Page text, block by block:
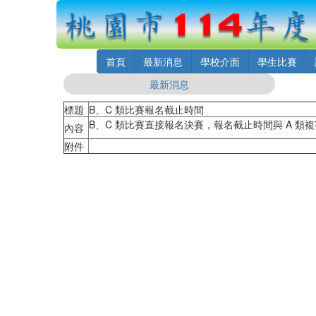
首頁 最新消息 學校介面 學生比賽
最新消息
標題 B、C 類比賽報名截止時間
內容 B、C 類比賽直接報名決賽，報名截止時間與 A 類
附件